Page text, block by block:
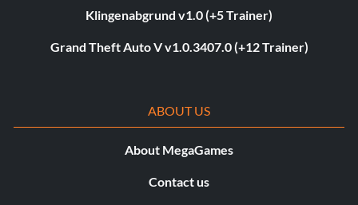
Klingenabgrund v1.0 (+5 Trainer)
Grand Theft Auto V v1.0.3407.0 (+12 Trainer)
ABOUT US
About MegaGames
Contact us